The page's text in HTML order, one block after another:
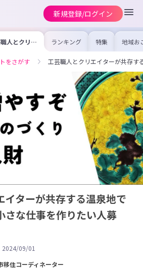
新規登録/ログイン
人とクリエ
が共存する
小さな仕事
たい人募
ランキング 特集 地域お
の求
を集め
事内容
を比較
合った
けよう
をさがす 工芸職人とクリエイターが共存す
イターが共存する温泉地で
さな仕事を作りたい人募
2024/09/01
移住コーディネーター